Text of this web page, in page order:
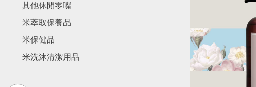
其他休閒零嘴
米萃取保養品
米保健品
米洗沐清潔用品